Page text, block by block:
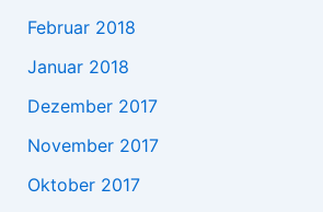
Februar 2018
Januar 2018
Dezember 2017
November 2017
Oktober 2017